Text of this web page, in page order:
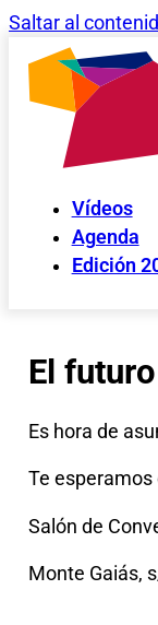
Saltar al
Vídeos
Agenda
Edición
El
Es hora de
Te
Salón de
Monte Gaiás,